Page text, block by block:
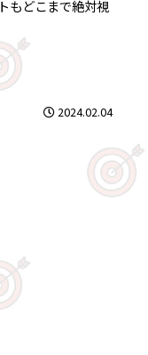
もどこまで絶対視
2024.02.04